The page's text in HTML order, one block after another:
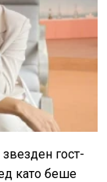
гост-
като беше